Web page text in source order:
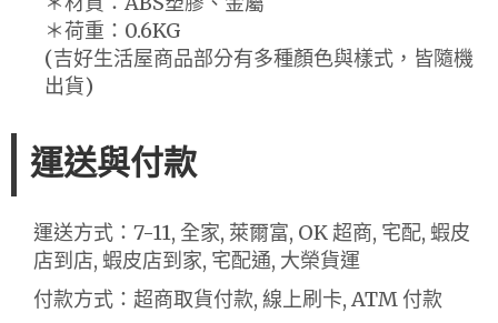
＊荷重：0.6KG
(吉好生活屋商品部分有多種顏色與樣式，皆隨機
出貨)
運送與付款
運送方式：7-11, 全家, 萊爾富, OK 超商, 宅配, 蝦皮
店到店, 蝦皮店到家, 宅配通, 大榮貨運
付款方式：超商取貨付款, 線上刷卡, ATM 付款